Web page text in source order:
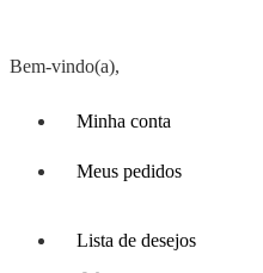
Bem-vindo(a),
Minha conta
Meus pedidos
Lista de desejos